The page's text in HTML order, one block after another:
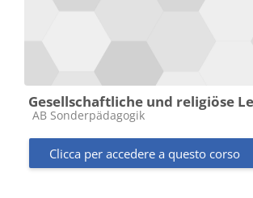
Gesellschaftliche und religiöse
Categoria di corsi
AB Sonderpädagogik
Clicca per accedere a questo corso